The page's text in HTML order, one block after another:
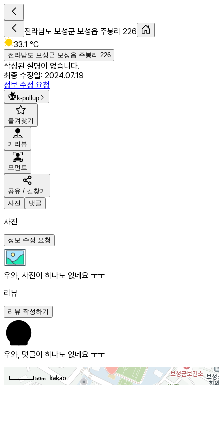
전라남도 보성군 보성읍 주봉리 226
33.1 °C
전라남도 보성군 보성읍 주봉리 226
작성된 설명이 없습니다.
최종 수정일: 2024.07.19
정보 수정 요청
k-pullup
즐겨찾기
거리뷰
모먼트
공유 / 길찾기
사진
댓글
사진
정보 수정 요청
우와, 사진이 하나도 없네요 ㅜㅜ
리뷰
리뷰 작성하기
우와, 댓글이 하나도 없네요 ㅜㅜ
50m